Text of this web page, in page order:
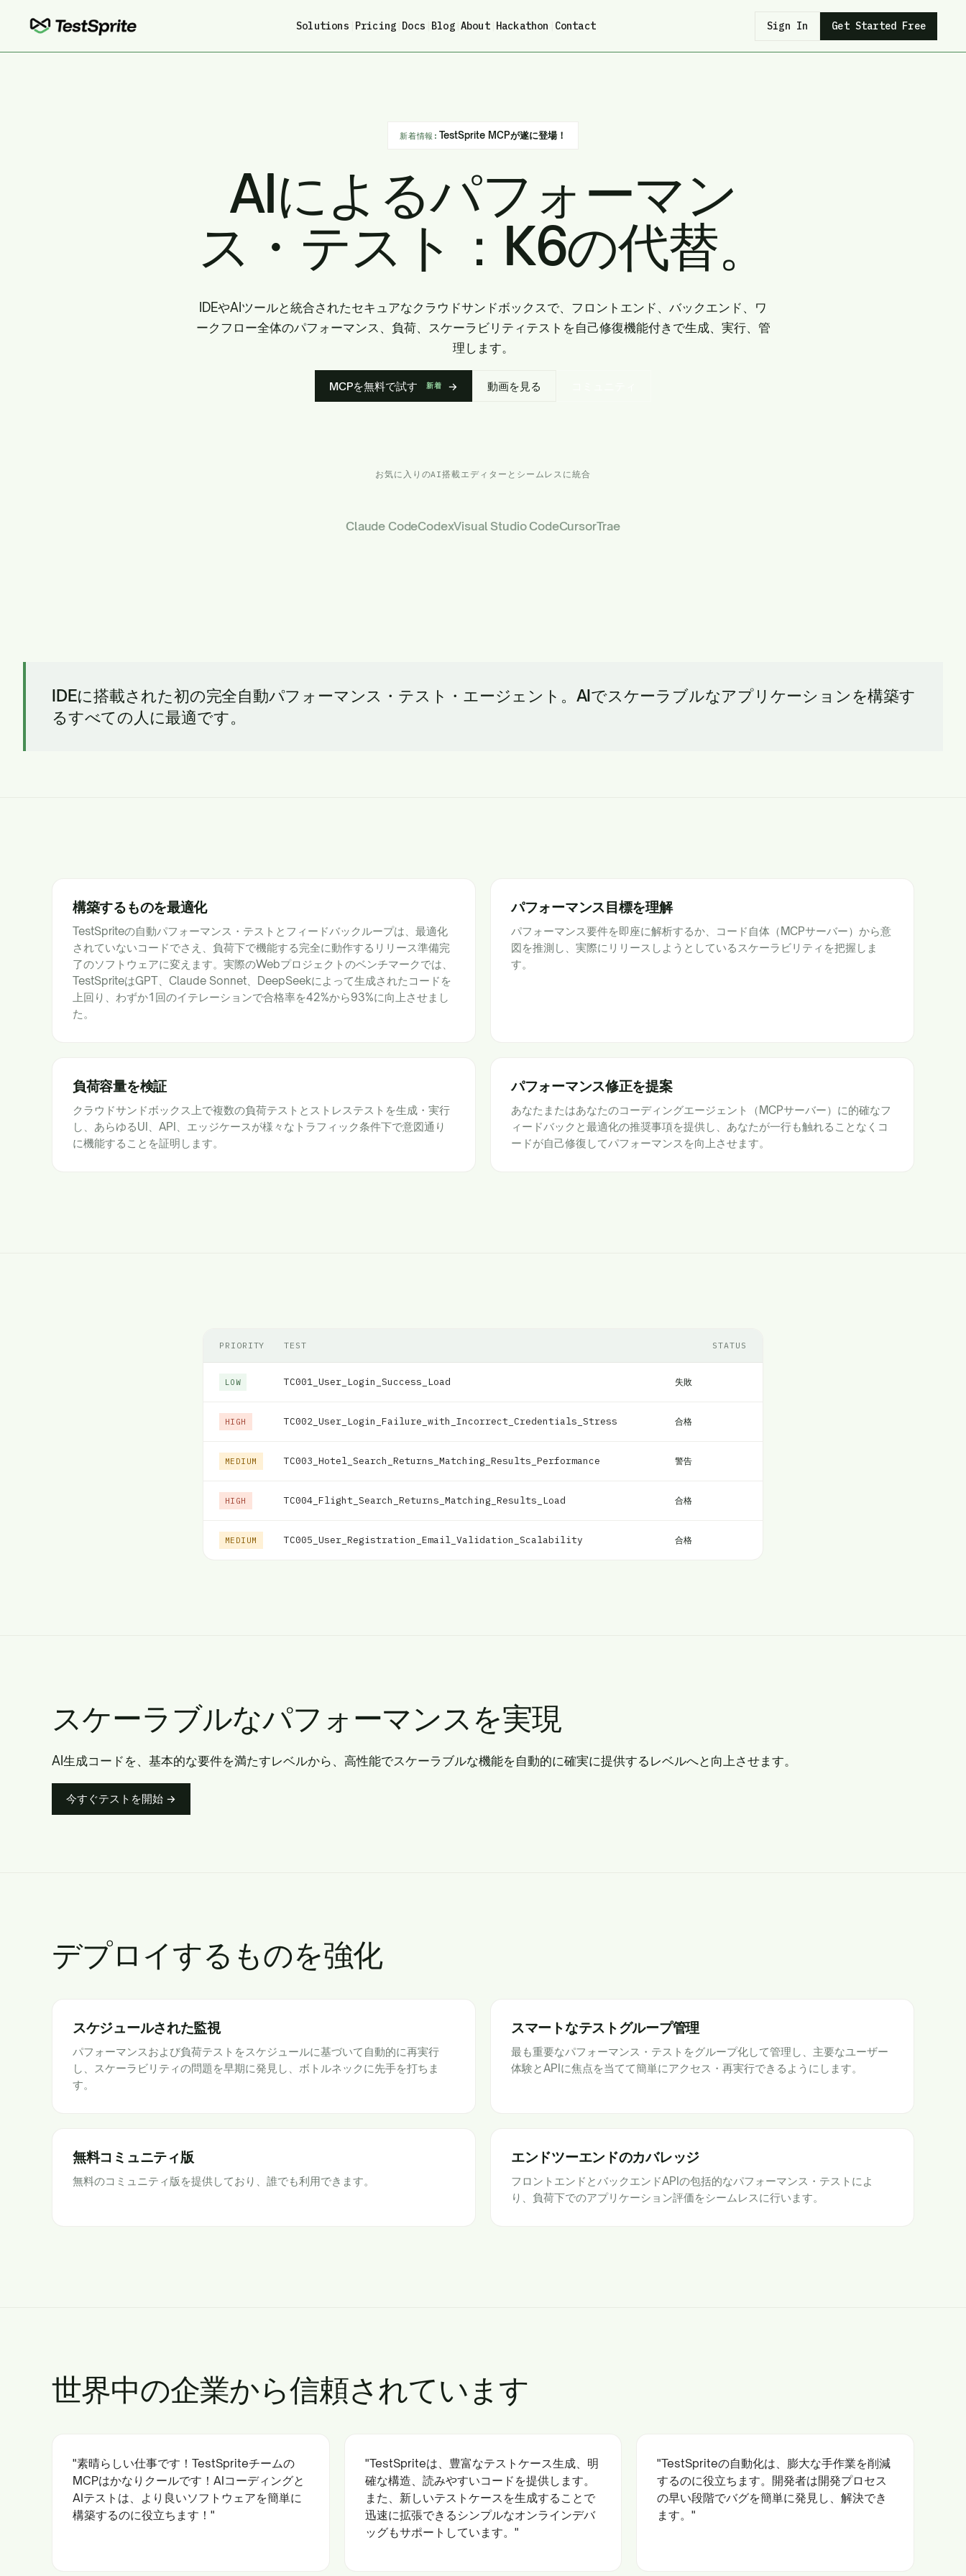
Solutions Pricing Docs Blog| About| Hackathon Contact Sign In Get Started Free
新着情報: TestSprite MCPが遂に登場！
AIによるパフォーマン
ス・テスト：K6の代替。
IDEやAIツールと統合されたセキュアなクラウドサンドボックスで、フロントエンド、バックエンド、ワ
ークフロー全体のパフォーマンス、負荷、スケーラビリティテストを自己修復機能付きで生成、実行、管
理します。
MCPを無料で試す 新着 → 動画を見る
お気に入りのAI搭載エディターとシームレスに統合
Claude CodeCodexVisual Studio CodeCursorTrae
IDEに搭載された初の完全自動パフォーマンス・テスト・エージェント。AIでスケーラブルなアプリケーションを構築す
るすべての人に最適です。
構築するものを最適化
TestSpriteの自動パフォーマンス・テストとフィードバックループは、最適化
されていないコードでさえ、負荷下で機能する完全に動作するリリース準備完
了のソフトウェアに変えます。実際のWebプロジェクトのベンチマークでは、
TestSpriteはGPT、Claude Sonnet、DeepSeekによって生成されたコードを
上回り、わずか1回のイテレーションで合格率を42%から93%に向上させまし
た。
パフォーマンス目標を理解
パフォーマンス要件を即座に解析するか、コード自体（MCPサーバー）から意
図を推測し、実際にリリースしようとしているスケーラビリティを把握しま
す。
負荷容量を検証
クラウドサンドボックス上で複数の負荷テストとストレステストを生成・実行
し、あらゆるUI、API、エッジケースが様々なトラフィック条件下で意図通り
に機能することを証明します。
パフォーマンス修正を提案
あなたまたはあなたのコーディングエージェント（MCPサーバー）に的確なフ
ィードバックと最適化の推奨事項を提供し、あなたが一行も触れることなくコ
ードが自己修復してパフォーマンスを向上させます。
PRIORITY TEST STATUS
LOW TC001_User_Login_Success_Load 失敗
HIGH TC002_User_Login_Failure_with_Incorrect_Credentials_Stress 合格
MEDIUM TC003_Hotel_Search_Returns_Matching_Results_Performance 警告
HIGH TC004_Flight_Search_Returns_Matching_Results_Load 合格
MEDIUM TC005_User_Registration_Email_Validation_Scalability 合格
スケーラブルなパフォーマンスを実現
AI生成コードを、基本的な要件を満たすレベルから、高性能でスケーラブルな機能を自動的に確実に提供するレベルへと向上させます。
今すぐテストを開始 →
デプロイするものを強化
スケジュールされた監視
パフォーマンスおよび負荷テストをスケジュールに基づいて自動的に再実行
し、スケーラビリティの問題を早期に発見し、ボトルネックに先手を打ちま
す。
スマートなテストグループ管理
最も重要なパフォーマンス・テストをグループ化して管理し、主要なユーザー
体験とAPIに焦点を当てて簡単にアクセス・再実行できるようにします。
無料コミュニティ版
無料のコミュニティ版を提供しており、誰でも利用できます。
エンドツーエンドのカバレッジ
フロントエンドとバックエンドAPIの包括的なパフォーマンス・テストによ
り、負荷下でのアプリケーション評価をシームレスに行います。
世界中の企業から信頼されています
"素晴らしい仕事です！TestSpriteチームの
MCPはかなりクールです！AIコーディングと
AIテストは、より良いソフトウェアを簡単に
構築するのに役立ちます！"
"TestSpriteは、豊富なテストケース生成、明
確な構造、読みやすいコードを提供します。
また、新しいテストケースを生成することで
迅速に拡張できるシンプルなオンラインデバ
ッグもサポートしています。"
"TestSpriteの自動化は、膨大な手作業を削減
するのに役立ちます。開発者は開発プロセス
の早い段階でバグを簡単に発見し、解決でき
ます。"